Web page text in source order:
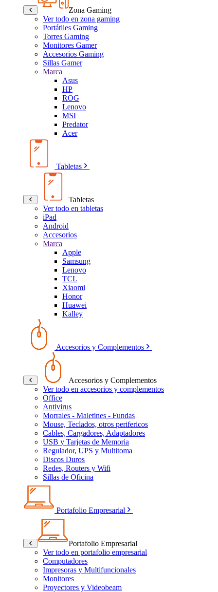
Zona Gaming
Ver todo en zona gaming
Portátiles Gaming
Torres Gaming
Monitores Gamer
Accesorios Gaming
Sillas Gamer
Marca
Asus
HP
ROG
Lenovo
MSI
Predator
Acer
Tabletas
Tabletas
Ver todo en tabletas
iPad
Android
Accesorios
Marca
Apple
Samsung
Lenovo
TCL
Xiaomi
Honor
Huawei
Kalley
Accesorios y Complementos
Accesorios y Complementos
Ver todo en accesorios y complementos
Office
Antivirus
Morrales - Maletines - Fundas
Mouse, Teclados, otros perifericos
Cables, Cargadores, Adaptadores
USB y Tarjetas de Memoria
Regulador, UPS y Multitoma
Discos Duros
Redes, Routers y Wifi
Sillas de Oficina
Portafolio Empresarial
Portafolio Empresarial
Ver todo en portafolio empresarial
Computadores
Impresoras y Multifuncionales
Monitores
Proyectores y Videobeam